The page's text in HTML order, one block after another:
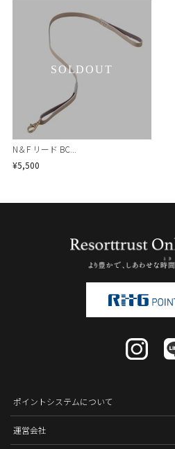
N＆F リード BC...
¥5,500
SOLDOUT
ポイントシステムについて
運営会社